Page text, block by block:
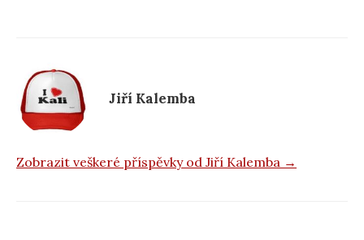
o
k Jiří Kalemba
Zobrazit veškeré příspěvky od Jiří Kalemba →